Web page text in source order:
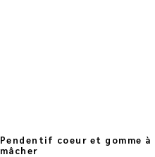
Pendentif coeur et gomme à
mâcher